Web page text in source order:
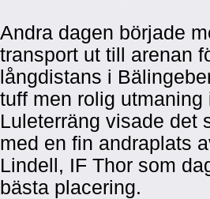
Andra dagen började
transport ut till arenan
långdistans i
tuff men rolig utmaning
Luleterräng visade det
med en fin andraplats
Lindell, IF Thor som
bästa placering.